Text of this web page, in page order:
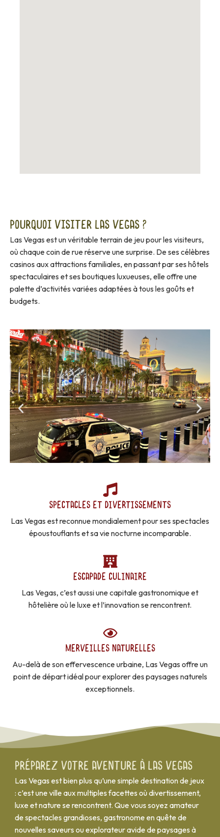
Pourquoi visiter Las Vegas ?
Las Vegas est un véritable terrain de jeu pour les visiteurs,
où chaque coin de rue réserve une surprise. De ses célèbres
casinos aux attractions familiales, en passant par ses hôtels
spectaculaires et ses boutiques luxueuses, elle offre une
palette d’activités variées adaptées à tous les goûts et
budgets.
SPECTACLES ET DIVERTISSEMENTS
Las Vegas est reconnue mondialement pour ses spectacles
époustouflants et sa vie nocturne incomparable.
ESCAPADE CULINAIRE
Las Vegas, c’est aussi une capitale gastronomique et
hôtelière où le luxe et l’innovation se rencontrent.
MERVEILLES NATURELLES
Au-delà de son effervescence urbaine, Las Vegas offre un
point de départ idéal pour explorer des paysages naturels
exceptionnels.
Préparez votre aventure à Las Vegas
Las Vegas est bien plus qu’une simple destination de jeux
: c’est une ville aux multiples facettes où divertissement,
luxe et nature se rencontrent. Que vous soyez amateur
de spectacles grandioses, gastronome en quête de
nouvelles saveurs ou explorateur avide de paysages à